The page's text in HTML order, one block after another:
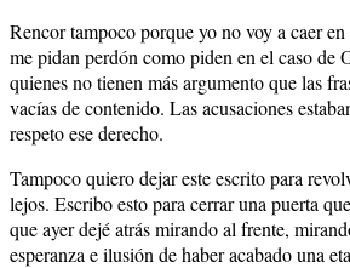
Rencor tampoco porque yo no voy a caer
me pidan perdón como piden en el caso de
quienes no tienen más argumento que las
vacías de contenido. Las acusaciones
respeto ese derecho.
Tampoco quiero dejar este escrito para
lejos. Escribo esto para cerrar una puerta
que ayer dejé atrás mirando al frente,
esperanza e ilusión de haber acabado una